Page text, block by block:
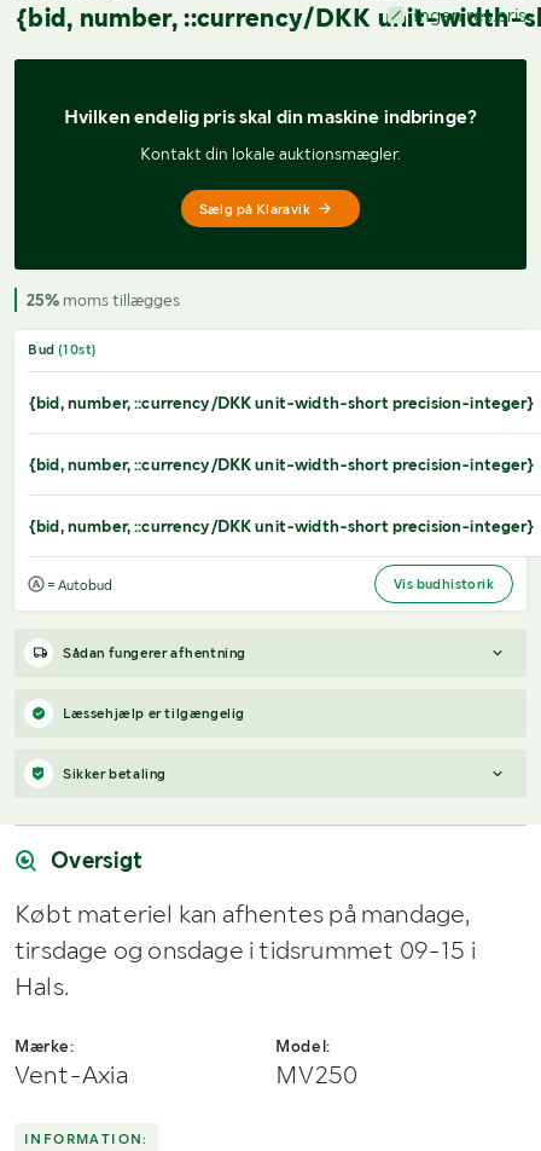
{bid, number, ::currency/DKK unit-width-
Ingen res.pris
Hvilken endelig pris skal din maskine indbringe?
Kontakt din lokale auktionsmægler.
Sælg på Klaravik
25% moms tillægges
Bud (10st)
{bid, number, ::currency/DKK unit-width-short precision-integer}
{bid, number, ::currency/DKK unit-width-short precision-integer}
{bid, number, ::currency/DKK unit-width-short precision-integer}
= Autobud Vis budhistorik
Sådan fungerer afhentning
Købt materiel kan afhentes på mandage i tidsrummet 09-15 i
Hals.
Læssehjælp er tilgængelig
Sikker betaling
Når du vinder et bud, modtager du en faktura fra Payex til din e-
mailadresse den dag, auktionen slutter.
Oversigt
Købt materiel kan afhentes på mandage,
tirsdage og onsdage i tidsrummet 09-15 i
Hals.
Mærke:
Vent-Axia
Model:
MV250
INFORMATION: